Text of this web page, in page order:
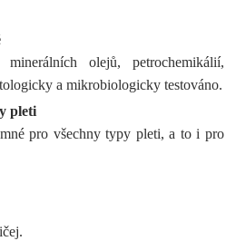
olejů, petrochemikálií,
a mikrobiologicky testováno.
pleti
pro všechny typy pleti, a to i pro